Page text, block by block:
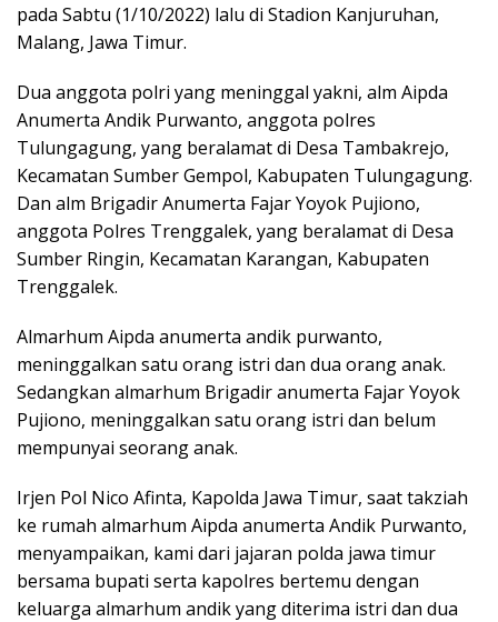
pada Sabtu (1/10/2022) lalu di Stadion Kanjuruhan,
Malang, Jawa Timur.
Dua anggota polri yang meninggal yakni, alm Aipda
Anumerta Andik Purwanto, anggota polres
Tulungagung, yang beralamat di Desa Tambakrejo,
Kecamatan Sumber Gempol, Kabupaten Tulungagung.
Dan alm Brigadir Anumerta Fajar Yoyok Pujiono,
anggota Polres Trenggalek, yang beralamat di Desa
Sumber Ringin, Kecamatan Karangan, Kabupaten
Trenggalek.
Almarhum Aipda anumerta andik purwanto,
meninggalkan satu orang istri dan dua orang anak.
Sedangkan almarhum Brigadir anumerta Fajar Yoyok
Pujiono, meninggalkan satu orang istri dan belum
mempunyai seorang anak.
Irjen Pol Nico Afinta, Kapolda Jawa Timur, saat takziah
ke rumah almarhum Aipda anumerta Andik Purwanto,
menyampaikan, kami dari jajaran polda jawa timur
bersama bupati serta kapolres bertemu dengan
keluarga almarhum andik yang diterima istri dan dua